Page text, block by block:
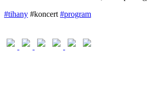
#tihany #koncert #program